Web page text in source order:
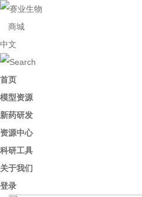
商城
中文
首页
模型资源
新药研发
资源中心
科研工具
关于我们
登录